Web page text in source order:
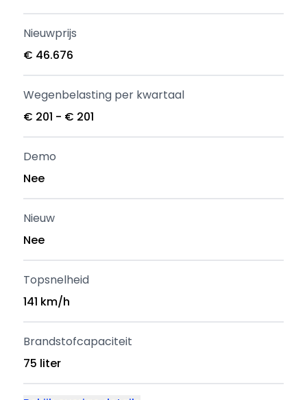
Nieuwprijs
€ 46.676
Wegenbelasting per kwartaal
€ 201 - € 201
Demo
Nee
Nieuw
Nee
Topsnelheid
141 km/h
Brandstofcapaciteit
75 liter